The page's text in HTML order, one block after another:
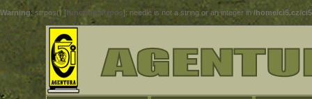
Warning: strpos() [function.strpos]: needle is not a string or an integer in/home/ci5.cz/